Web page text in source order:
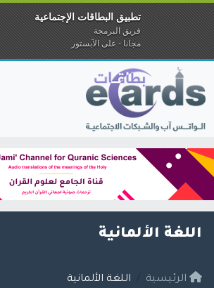
اللغة الألمانية
الرئيسية اللغة الألمانية
تطبيق البطاقات الإجتماعية
فريق البرمجة
مجانا - على الآبستور